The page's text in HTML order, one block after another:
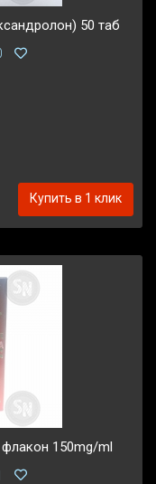
50 таб
Купить в 1 клик
флакон 150mg/ml